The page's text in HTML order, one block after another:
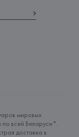
мировых
по всей Беларуси*.
доставка в